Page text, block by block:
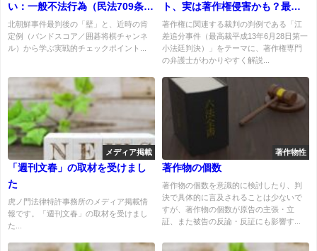
い：一般不法行為（民法709条）
が成立する条件と裁判例（北朝
鮮事件・バンドスコア・囲碁将
棋）
北朝鮮事件最判後の「壁」と、近時の肯
定例（バンドスコア／囲碁将棋チャンネ
ル）から学ぶ実戦的チェックポイント...
ト、実は著作権侵害かも？最高
裁が示した「アイデア」と「表
現」の境界線
著作権に関連する裁判の判例である「江
差追分事件（最高裁平成13年6月28日第一
小法廷判決）」をテーマに、著作権専門
の弁護士がわかりやすく解説...
メディア掲載
「週刊文春」の取材を受けまし
た
虎ノ門法律特許事務所のメディア掲載情
報です。「週刊文春」の取材を受けまし
た...
著作物性
著作物の個数
著作物の個数を意識的に検討したり、判
決で具体的に言及されることは少ないで
すが、著作物の個数が原告の主張・立
証、また被告の反論・反証にも影響す...